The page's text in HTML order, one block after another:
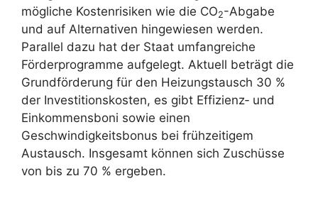
mögliche Kostenrisiken wie die CO2-Abgabe
und auf Alternativen hingewiesen werden.
Parallel dazu hat der Staat umfangreiche
Förderprogramme aufgelegt. Aktuell beträgt die
Grundförderung für den Heizungstausch 30 %
der Investitionskosten, es gibt Effizienz‑ und
Einkommensboni sowie einen
Geschwindigkeitsbonus bei frühzeitigem
Austausch. Insgesamt können sich Zuschüsse
von bis zu 70 % ergeben.